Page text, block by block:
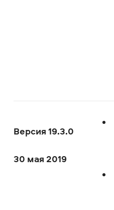
Версия 19.3.0
30 мая 2019